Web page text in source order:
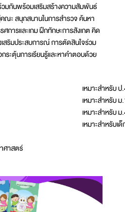
มกันพร้อมเสริมสร้างความสัมพันธ์
ะ สนุกสนานในการสำรวจ ค้นหา
การและเกม ฝึกทักษะการสังเกต คิด
เสริมประสบการณ์ การตัดสินใจร่วม
ระตุ้นการเรียนรู้และหาคำตอบด้วย
เหมาะสำหรับ
เหมาะสำหรับ
เหมาะสำหรับ
เหมาะสำหรับเ
าสตร์